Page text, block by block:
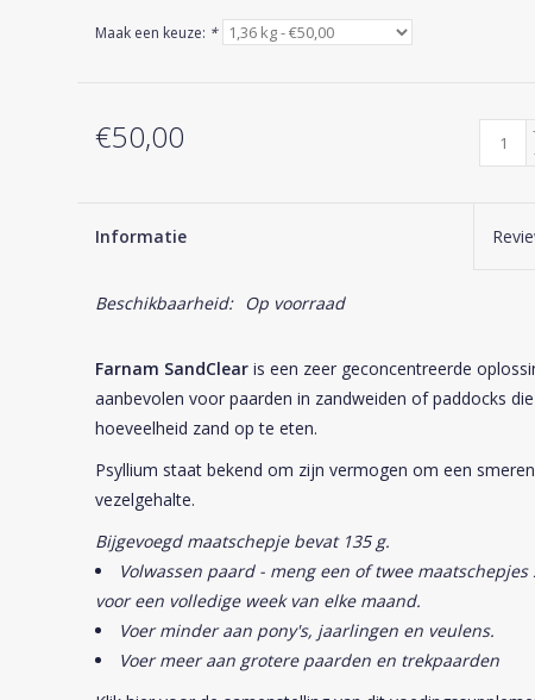
Maak een keuze: *
€50,00
Informatie
Beschikbaarheid: Op voorraad
Farnam SandClearis een zeer geconcentreerde
aanbevolen voor paarden in zandweiden of paddocks
hoeveelheid zand op te eten.
Psyllium staat bekend om zijn vermogen om een
vezelgehalte.
Bijgevoegd maatschepje bevat 135 g.
Volwassen paard - meng een of twee
voor een volledige week van elke maand.
Voer minder aan pony's, jaarlingen en veulens.
Voer meer aan grotere paarden en trekpaarden